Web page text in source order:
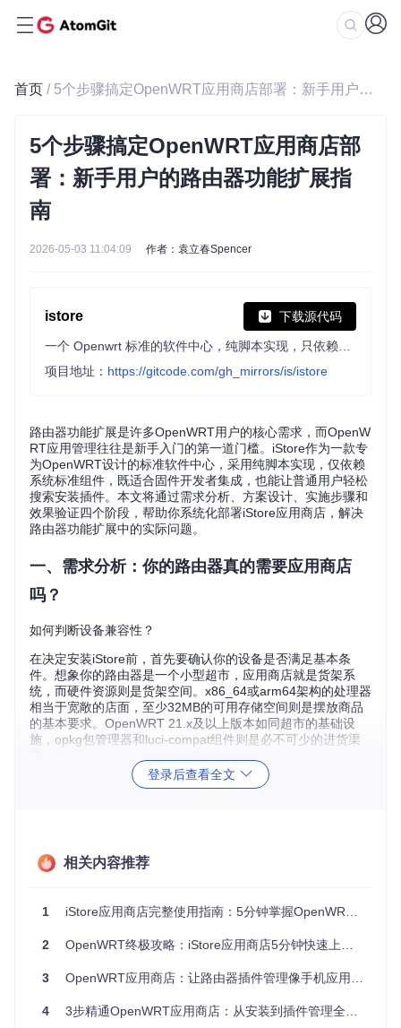
首页 / 5个步骤搞定OpenWRT应用商店部署：新手用户的路由器功能扩展指南
5个步骤搞定OpenWRT应用商店部
署：新手用户的路由器功能扩展指
南
2026-05-03 11:04:09 作者：袁立春Spencer
istore 下载源代码
项目地址： https://gitcode.com/gh_mirrors/is/istore
路由器功能扩展是许多OpenWRT用户的核心需求，而OpenW
RT应用管理往往是新手入门的第一道门槛。iStore作为一款专
为OpenWRT设计的标准软件中心，采用纯脚本实现，仅依赖
系统标准组件，既适合固件开发者集成，也能让普通用户轻松
搜索安装插件。本文将通过需求分析、方案设计、实施步骤和
效果验证四个阶段，帮助你系统化部署iStore应用商店，解决
路由器功能扩展中的实际问题。
一、需求分析：你的路由器真的需要应用商店
吗？
如何判断设备兼容性？
在决定安装iStore前，首先要确认你的设备是否满足基本条
件。想象你的路由器是一个小型超市，应用商店就是货架系
统，而硬件资源则是货架空间。x86_64或arm64架构的处理器
相当于宽敞的店面，至少32MB的可用存储空间则是摆放商品
的基本要求。OpenWRT 21.x及以上版本如同超市的基础设
施，opkg包管理器和luci-compat组件则是必不可少的进货渠
：许多用户在安装前忽略硬件兼容性检查，导致出
优化建议：使用df -h
系统或考虑硬件升级；若架构不兼容，则需选择其他管理方
iStore就像路由器的"应用超市"，解决了传统OpenWRT系统中
应用管理的三大痛点：一是避免了命令行操作的复杂性，如同
把超市购物从"电话订购"变成"自助选购"；二是提供可视化的
登录后查看全文
相关内容推荐
1 iStore应用商店完整使用指南：5分钟掌握OpenWRT插件管理终极技巧
2 OpenWRT终极攻略：iStore应用商店5分钟快速上手指南
3 OpenWRT应用商店：让路由器插件管理像手机应用商店一样简单
4 3步精通OpenWRT应用商店：从安装到插件管理全攻略